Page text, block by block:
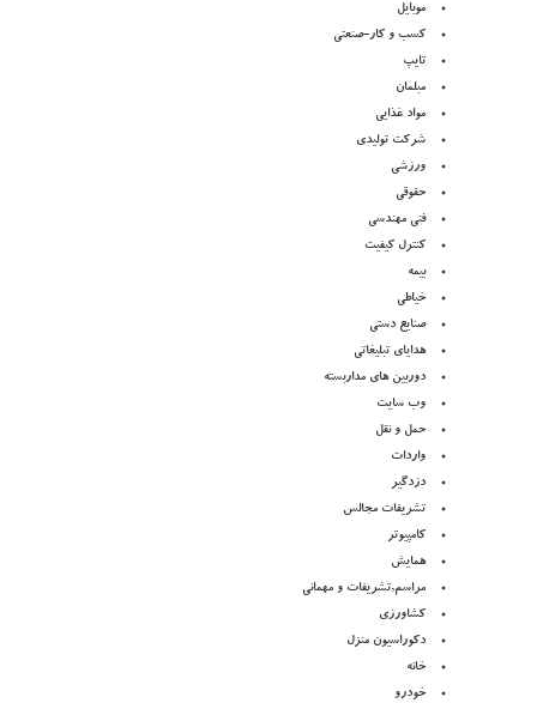
موبایل
کسب و کار-صنعتی
تایپ
مبلمان
مواد غذایی
شرکت تولیدی
ورزشی
حقوقی
فنی مهندسی
کنترل کیفیت
بیمه
خیاطی
صنایع دستی
هدایای تبلیغاتی
دوربین های مداربسته
وب سایت
حمل و نقل
واردات
دزدگیر
تشریفات مجالس
کامپیوتر
همایش
مراسم,تشریفات و مهمانی
کشاورزی
دکوراسیون منزل
خانه
خودرو